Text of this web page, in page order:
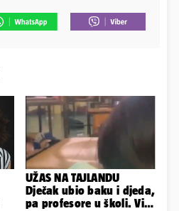
UŽAS NA TAJLANDU
Dječak ubio baku i djeda,
pa profesore u školi. Više